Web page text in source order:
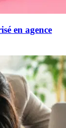
en agence